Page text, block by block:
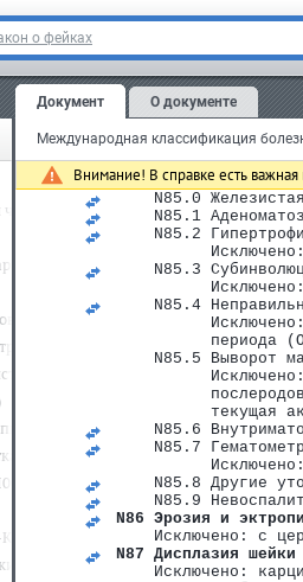
о фейках
подрубрик
болезни (A00-B99)
и отдельные нарушения,
питания и нарушения обмена
поведения (F00-F99)
(H00-H59)
(H60-H95)
I99)
(L00-L99)
Документ О документе
Международная классификация
Внимание! В справке есть
N84.3 Полип
N84.8 Полип
N84.9 Полип
N85 Другие
    Исключено:
воспалительные
выпадение матки
полип тела
эндометриоз
N85.0
N85.1
N85.2
N85.3
N85.4
периода
N85.5 Выворот
          Исключено:
текущая
N85.6
N85.7
N85.8 Другие
N85.9
N86 Эрозия и
Исключено: с
N87 Дисплазия шейки
Исключено: